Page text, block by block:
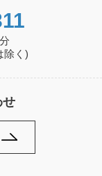
除く)
せ